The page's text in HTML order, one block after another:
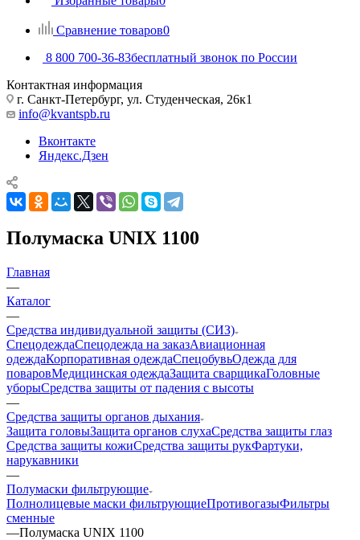
Сравнение товаров0
8 800 700-36-83бесплатный звонок по России
Контактная информация
г. Санкт-Петербург, ул. Студенческая, 26к1
info@kvantspb.ru
Вконтакте
Яндекс.Дзен
Полумаска UNIX 1100
Главная
—
Каталог
—
Средства индивидуальной защиты (СИЗ)
СпецодеждаСпецодежда на заказАвиационная
одеждаКорпоративная одеждаСпецобувьОдежда для
поваровМедицинская одеждаЗащита сварщикаГоловные
уборыСредства защиты от падения с высоты
—
Средства защиты органов дыхания
Защита головыЗащита органов слухаСредства защиты глаз
Средства защиты кожиСредства защиты рукФартуки,
нарукавники
—
Полумаски фильтрующие
Полнолицевые маски фильтрующиеПротивогазыФильтры
сменные
—Полумаска UNIX 1100